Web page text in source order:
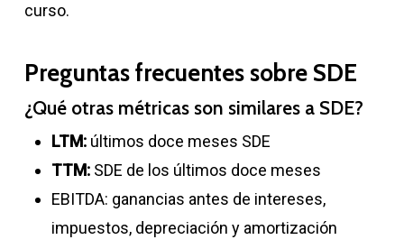
curso.
Preguntas frecuentes sobre SDE
¿Qué otras métricas son similares a SDE?
LTM:últimos doce meses SDE
TTM:SDE de los últimos doce meses
EBITDA: ganancias antes de intereses,
impuestos, depreciación y amortización